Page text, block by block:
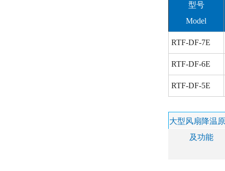
型号
Model
RTF-DF-7E
RTF-DF-6E
RTF-DF-5E
大型风扇降温
及功能